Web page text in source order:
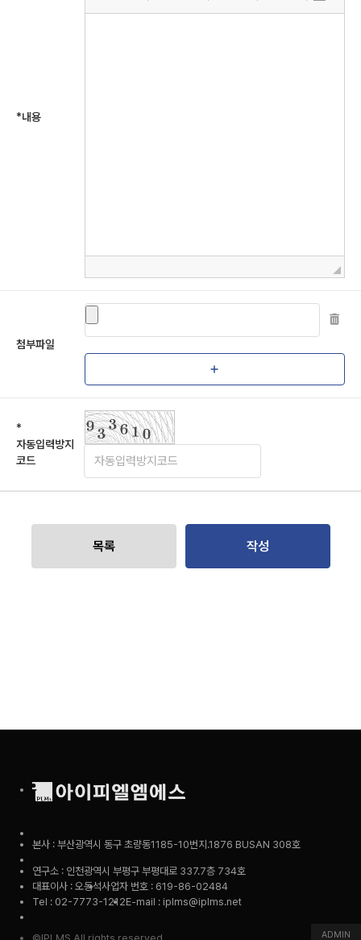
*내용
첨부파일
*
자동입력방지
코드
목록 작성
본사 : 부산광역시 동구 초량동1185-10번지.1876 BUSAN 308호
연구소 : 인천광역시 부평구 부평대로 337.7층 734호
대표이사 : 오동석사업자 번호 : 619-86-02484
Tel : 02-7773-1212E-mail : iplms@iplms.net
ADMIN